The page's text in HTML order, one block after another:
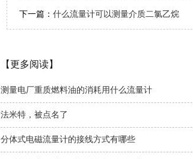
下一篇： 什么流量计可以测量介质二氯乙烷
【更多阅读】
测量电厂重质燃料油的消耗用什么流量计
法米特，被点名了
分体式电磁流量计的接线方式有哪些